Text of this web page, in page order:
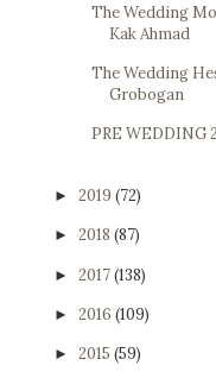
The Wedding
Kak Ahmad
The Wedding
Grobogan
PRE WEDDING
► 2019 (72)
► 2018 (87)
► 2017(138)
► 2016 (109)
► 2015 (59)